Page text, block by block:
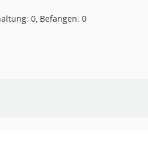
0, Befangen: 0